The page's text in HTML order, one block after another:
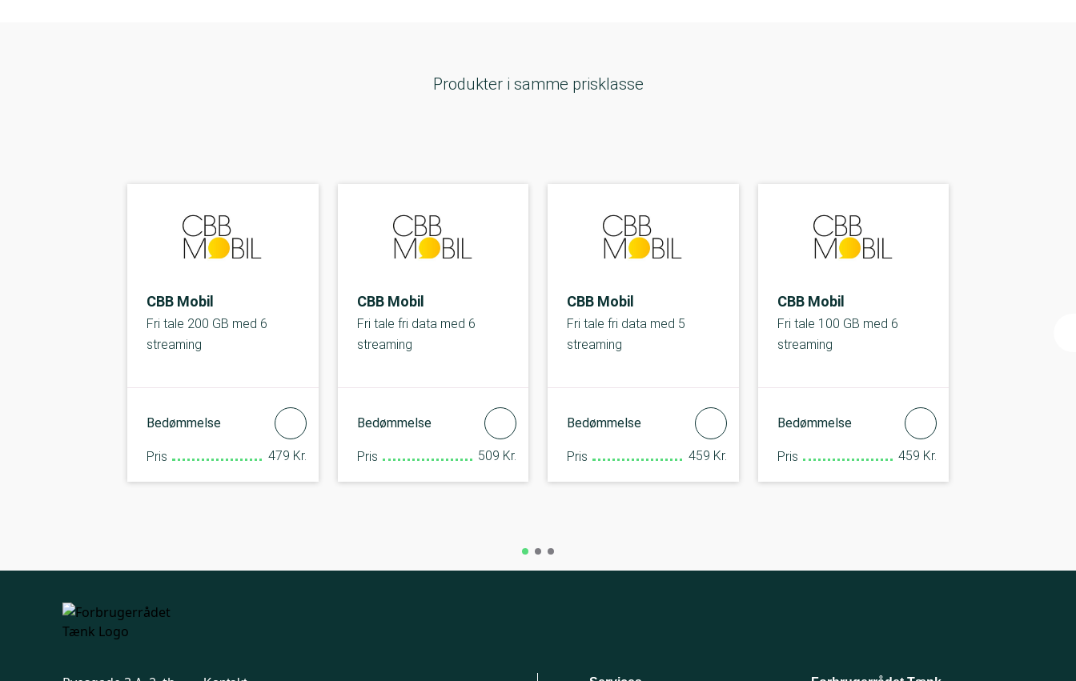
Produkter i samme prisklasse
CBB Mobil
Fri tale 200 GB med 6
streaming
Bedømmelse
Pris 479 Kr.
CBB Mobil
Fri tale fri data med 6
streaming
Bedømmelse
Pris 509 Kr.
CBB Mobil
Fri tale fri data med 5
streaming
Bedømmelse
Pris 459 Kr.
CBB Mobil
Fri tale 100 GB med 6
streaming
Bedømmelse
Pris 459 Kr.